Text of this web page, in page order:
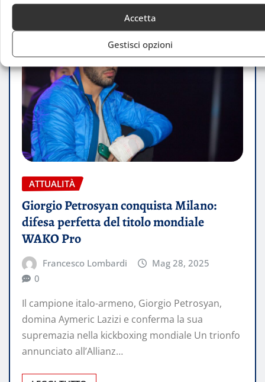
Accetta
Gestisci opzioni
ATTUALITÀ
Giorgio Petrosyan conquista Milano:
difesa perfetta del titolo mondiale
WAKO Pro
Francesco Lombardi
Mag 28, 2025
0
Il campione italo-armeno, Giorgio Petrosyan,
domina Aymeric Lazizi e conferma la sua
supremazia nella kickboxing mondiale Un trionfo
annunciato all’Allianz…